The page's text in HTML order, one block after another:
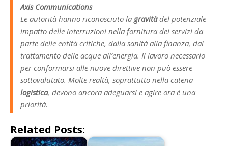
Axis Communications
Le autorità hanno riconosciuto la gravitàdel potenziale
impatto delle interruzioni nella fornitura dei servizi da
parte delle entità critiche, dalla sanità alla finanza, dal
trattamento delle acque all’energia. Il lavoro necessario
per conformarsi alle nuove direttive non può essere
sottovalutato. Molte realtà, soprattutto nella catena
logistica, devono ancora adeguarsi e agire ora è una
priorità.
Related Posts: